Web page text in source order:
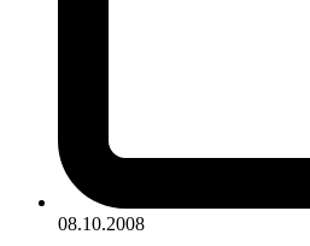
08.10.2008